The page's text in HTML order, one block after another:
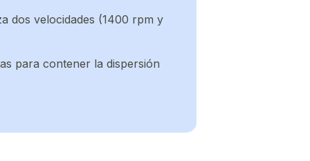
dos velocidades (1400 rpm y
para contener la dispersión